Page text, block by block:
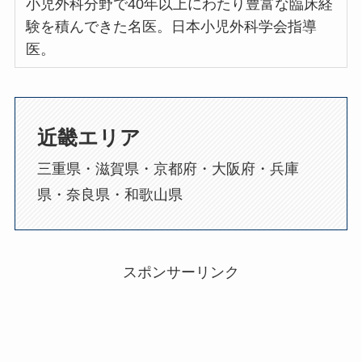
小児外科分野で40年以上にわたり豊富な臨床経
験を積んできた名医。日本小児外科学会指導
医。
近畿エリア
三重県・滋賀県・京都府・大阪府・兵庫
県・奈良県・和歌山県
スポンサーリンク